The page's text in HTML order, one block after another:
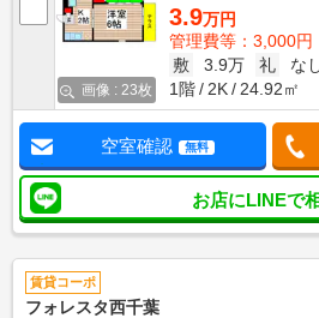
画像 : 23枚
3.9万円
管理費等：3,000円
敷
3.9万 礼
な
1階
2K 24.92㎡
空室確認 無料
お店にLINEで
賃貸コーポ
フォレスタ西千葉